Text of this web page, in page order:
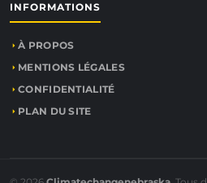
INFORMATIONS
À PROPOS
MENTIONS LÉGALES
CONFIDENTIALITÉ
PLAN DU SITE